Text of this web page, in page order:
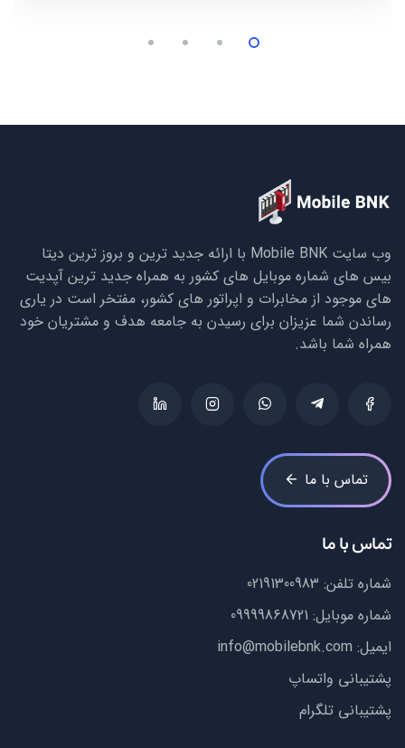
وب سایت Mobile BNK با ارائه جدید ترین و بروز ترین دیتا
بیس های شماره موبایل های کشور به همراه جدید ترین آپدیت
های موجود از مخابرات و اپراتور های کشور، مفتخر است در یاری
رساندن شما عزیزان برای رسیدن به جامعه هدف و مشتریان خود
همراه شما باشد.
تماس با ما
تماس با ما
شماره تلفن: 02191300983
شماره موبایل: 09999868721
ایمیل: info@mobilebnk.com
پشتیبانی واتساپ
پشتیبانی تلگرام